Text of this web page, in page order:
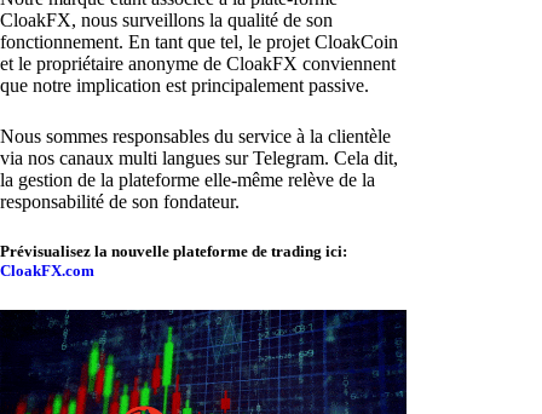
CloakFX, nous surveillons la qualité de son
fonctionnement. En tant que tel, le projet CloakCoin
et le propriétaire anonyme de CloakFX conviennent
que notre implication est principalement passive.
Nous sommes responsables du service à la clientèle
via nos canaux multi langues sur Telegram. Cela dit,
la gestion de la plateforme elle-même relève de la
responsabilité de son fondateur.
Prévisualisez la nouvelle plateforme de trading ici:
CloakFX.com